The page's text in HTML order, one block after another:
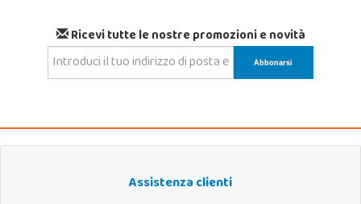
Ricevi tutte le nostre promozioni e novità
Assistenza clienti